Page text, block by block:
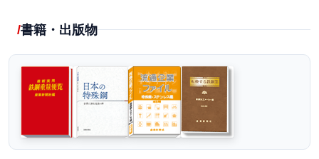
書籍・出版物